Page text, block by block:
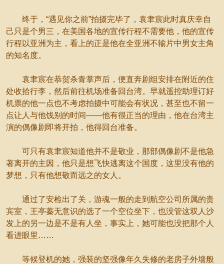
终于，“遇见你之前”拍摄完毕了，袁聿宸此时真庆幸自
己只是个男三，在美国各地的宣传行程不需要他，他的宣传
行程以亚洲为主，看上的正是他在全亚洲不输片中男女主角
的知名度。
袁聿宸在恭贺杀青掌声后，便直奔剧组安排在附近的住
处收拾行李，然后前往机场准备回台湾。早就遥控助理订好
机票的他一点也不考虑拍摄中可能会有状况，甚至也不留一
点让人与他饯别的时间——他有很正当的理由，他在台湾主
演的偶像剧即将开拍，他得回台准备。
可只有袁聿宸知道他并不是敬业，那部偶像剧不是他急
著离开的主因，他只是想飞快逃离这个国度，这里没有他的
梦想，只有他想敬而远之的女人。
通过了安检出了关，游魂一般的走到航空公司所属的贵
宾室，王亭蓁无意识的选了一个空位坐下，也没管这双人沙
发上的另一边是不是有人坐，事实上，她可能也没把那个人
看进眼里……
等候登机的她，强装的坚强像年久失修的老房子外墙般